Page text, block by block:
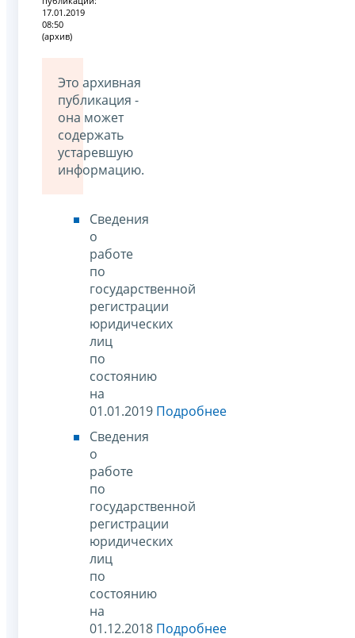
17.01.2019
08:50
(архив)
Это архивная
публикация -
она может
содержать
устаревшую
информацию.
Сведения
о
работе
по
государственной
регистрации
юридических
лиц
по
состоянию
на
01.01.2019 Подробнее
Сведения
о
работе
по
государственной
регистрации
юридических
лиц
по
состоянию
на
01.12.2018 Подробнее